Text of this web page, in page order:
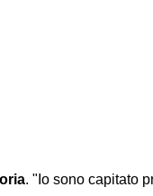
. "Io sono capitato